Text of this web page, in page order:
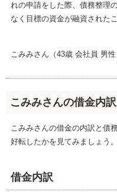
れの申請をした際、債務整理
なく目標の資金が融資された
こみみさん（43歳 会社員 男性
こみみさんの借金内
こみみさんの借金の内訳と債
好転したかを見てみましょう。
借金内訳